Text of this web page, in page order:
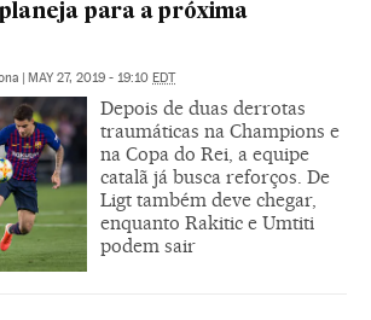
para a próxima
| MAY 27, 2019 - 19:10 EDT
Depois de duas derrotas
traumáticas na Champions e
na Copa do Rei, a equipe
catalã já busca reforços. De
Ligt também deve chegar,
enquanto Rakitic e Umtiti
podem sair